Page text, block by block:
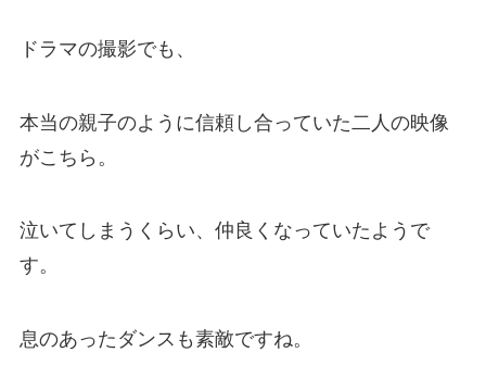
ドラマの撮影でも、
本当の親子のように信頼し合っていた二人の映像
がこちら。
泣いてしまうくらい、仲良くなっていたようで
す。
息のあったダンスも素敵ですね。